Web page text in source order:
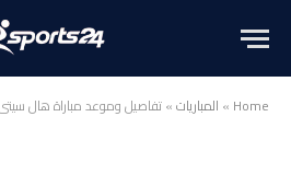
Home
» المباريات»تفاصيل وموعد مباراة هال سيتي و بلاكبيرن روفرز بتاريخ 2026-01-11